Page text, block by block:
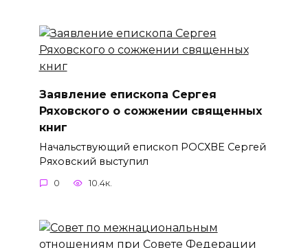
Заявление епископа Сергея
Ряховского о сожжении священных
книг
Начальствующий епископ РОСХВЕ Сергей
Ряховский выступил
0 10.4к.